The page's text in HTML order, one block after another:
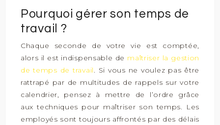
Pourquoi gérer son temps de
travail ?
Chaque seconde de votre vie est comptée,
alors il est indispensable de maîtriser la gestion
de temps de travail. Si vous ne voulez pas être
rattrapé par de multitudes de rappels sur votre
calendrier, pensez à mettre de l’ordre grâce
aux techniques pour maîtriser son temps. Les
employés sont toujours affrontés par des délais